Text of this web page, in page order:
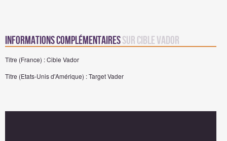
Informations complémentairessur Cible Vador
Titre (France) : Cible Vador
Titre (Etats-Unis d'Amérique) : Target Vader